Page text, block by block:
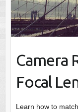
Camera
Focal
Learn how to